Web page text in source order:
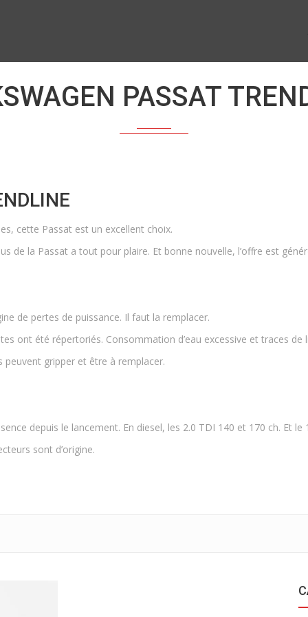
PASSAT
cette Passat est un excellent choix.
de la Passat a tout pour plaire. Et bonne nouvelle, l’offre est
de pertes de puissance. Il faut la remplacer.
ont été répertoriés. Consommation d’eau excessive et traces de
peuvent gripper et être à remplacer.
depuis le lancement. En diesel, les 2.0 TDI 140 et 170 ch. Et le
sont d’origine.